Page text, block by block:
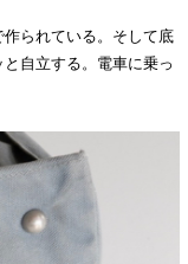
られている。そして底
自立する。電車に乗っ